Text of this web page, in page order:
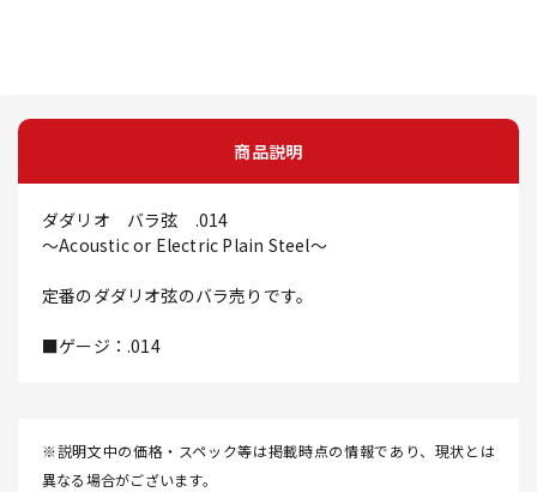
商品説明
ダダリオ バラ弦 .014
～Acoustic or Electric Plain Steel～
定番のダダリオ弦のバラ売りです。
■ゲージ：.014
※説明文中の価格・スペック等は掲載時点の情報であり、現状とは
異なる場合がございます。